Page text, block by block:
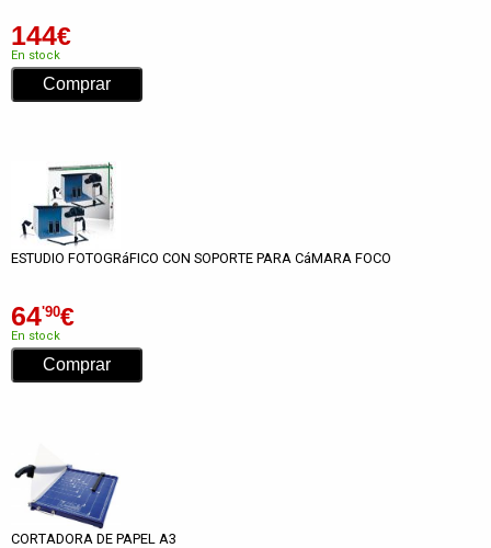
144€
En stock
ESTUDIO FOTOGRáFICO CON SOPORTE PARA CáMARA FOCO
64'90€
En stock
CORTADORA DE PAPEL A3